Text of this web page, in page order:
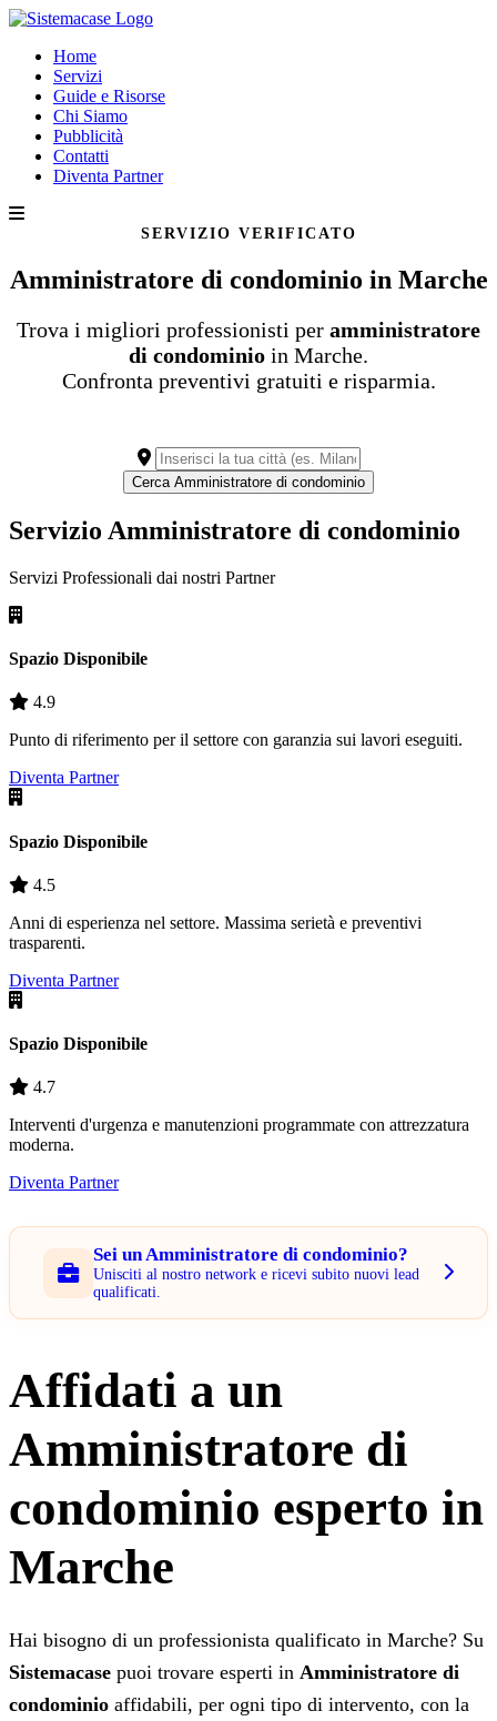
Home
Servizi
Guide e Risorse
Chi Siamo
Pubblicità
Contatti
Diventa Partner
SERVIZIO VERIFICATO
Amministratore di condominio in Marche
Trova i migliori professionisti per amministratore
di condominio in Marche.
Confronta preventivi gratuiti e risparmia.
Cerca Amministratore di condominio
Servizio Amministratore di condominio
Servizi Professionali dai nostri Partner
Spazio Disponibile
4.9
Punto di riferimento per il settore con garanzia sui lavori eseguiti.
Diventa Partner
Spazio Disponibile
4.5
Anni di esperienza nel settore. Massima serietà e preventivi
trasparenti.
Diventa Partner
Spazio Disponibile
4.7
Interventi d'urgenza e manutenzioni programmate con attrezzatura
moderna.
Diventa Partner
Sei un Amministratore di condominio?
Unisciti al nostro network e ricevi subito nuovi lead
qualificati.
Affidati a un
Amministratore di
condominio esperto in
Marche
Hai bisogno di un professionista qualificato in Marche? Su
Sistemacase puoi trovare esperti in Amministratore di
condominio affidabili, per ogni tipo di intervento, con la